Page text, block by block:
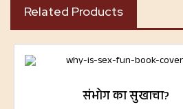
Related Products
संभोग का सुखाचा?